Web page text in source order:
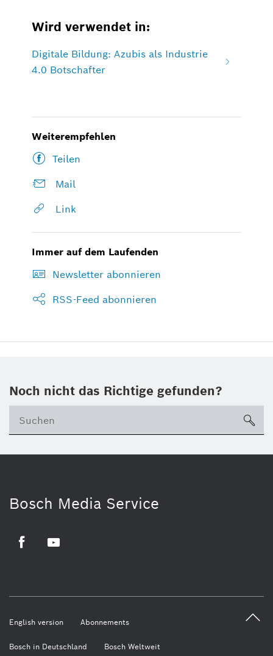
Wird verwendet in:
Digitale Bildung: Azubis als Industrie
4.0 Botschafter
Weiterempfehlen
Teilen
Mail
Link
Immer auf dem Laufenden
Newsletter abonnieren
RSS-Feed abonnieren
Noch nicht das Richtige gefunden?
Bosch Media Service
English version Abonnements
Bosch in Deutschland Bosch Weltweit